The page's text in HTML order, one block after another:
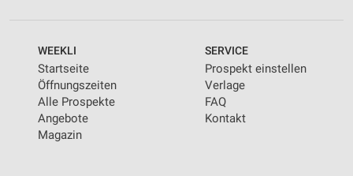
WEEKLI
Startseite
Öffnungszeiten
Alle Prospekte
Angebote
Magazin
SERVICE
Prospekt einstellen
Verlage
FAQ
Kontakt